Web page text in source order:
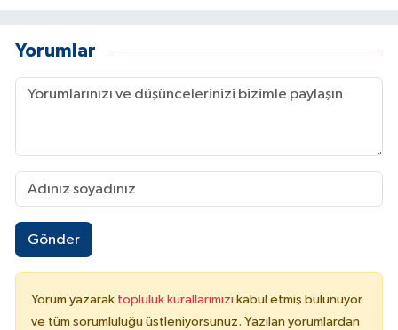
Yorumlar
Gönder
Yorum yazarak topluluk kurallarımızı kabul etmiş bulunuyor
ve tüm sorumluluğu üstleniyorsunuz. Yazılan yorumlardan